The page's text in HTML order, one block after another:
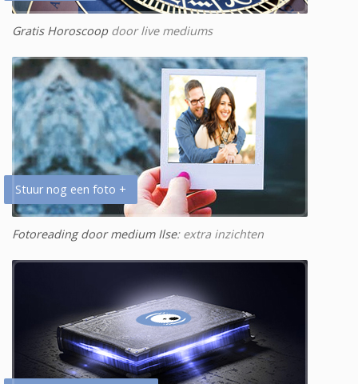
Gratis Horoscoopdoor live mediums
Stuur nog een foto +
Fotoreading door medium Ilse: extra inzichten